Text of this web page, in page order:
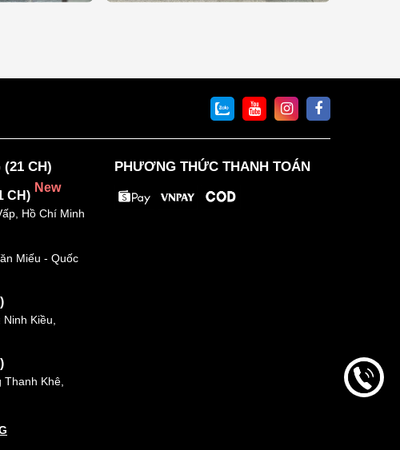
CH)
CH)
New
Hồ Chí Minh
Miếu - Quốc
Kiều,
Khê,
PHƯƠNG THỨC THANH TOÁN